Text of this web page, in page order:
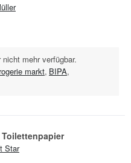
mehr verfügbar.
markt, BIPA,
Star